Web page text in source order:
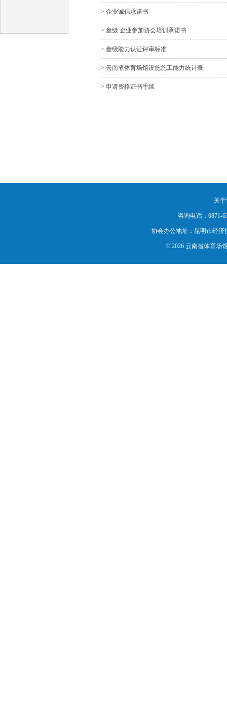
> 企业诚信承诺书
> 叁级 企业参加协会培训承诺书
> 叁级能力认证评审标准
> 云南省体育场馆设施施工能力统计表
> 申请资格证书手续
关
咨询电话：0871-
协会办公地址：昆明市经济
© 2026 云南省体育场